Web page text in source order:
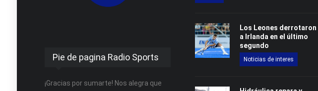
Pie de pagina Radio Sports
¡Gracias por sumarte! Nos alegra que
Los Leones derrotaron
a Irlanda en el último
segundo
Noticias de interes